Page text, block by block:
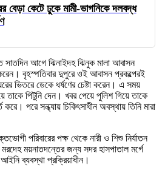
বেড়া কেটে ঢুকে মামী-ভাগনিকে দলবদ্ধ
সাতদিন আগে ঝিনাইদহ ঝিনুক মালা আবাসন
বৃহস্পতিবার দুপুরে ওই আবাসন প্রকল্পেরই
ভিতরে ডেকে ধর্ষণের চেষ্টা করেন। এ সময়
তাকে পিটুনি দেন। খবর পেয়ে পুলিশ গিয়ে তাকে
পরে সন্ধ্যায় চিকিৎসাধীন অবস্থায় তিনি মারা
পরিবারের পক্ষ থেকে নারী ও শিশু নির্যাতন
ময়নাতদন্তের জন্য সদর হাসপাতাল মর্গে
আইনি ব্যবস্থা প্রক্রিয়াধীন।